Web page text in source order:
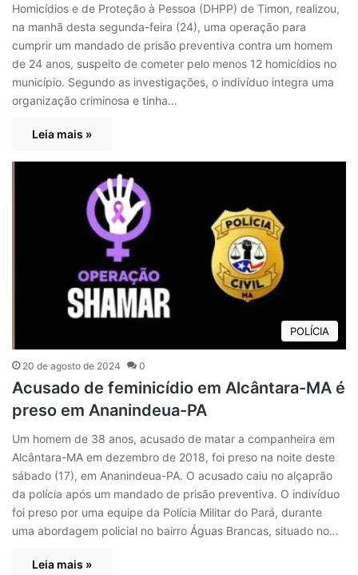
Homicídios e de Proteção à Pessoa (DHPP) de Timon, realizou,
na manhã desta segunda-feira (24), uma operação para
cumprir um mandado de prisão preventiva contra um homem
de 24 anos, suspeito de cometer pelo menos 12 homicídios no
município. Segundo as investigações, o indivíduo integra uma
organização criminosa e tinha…
Leia mais »
POLÍCIA
20 de agosto de 2024 0
Acusado de feminicídio em Alcântara-MA é
preso em Ananindeua-PA
Um homem de 38 anos, acusado de matar a companheira em
Alcântara-MA em dezembro de 2018, foi preso na noite deste
sábado (17), em Ananindeua-PA. O acusado caiu no alçaprão
da polícia após um mandado de prisão preventiva. O indivíduo
foi preso por uma equipe da Polícia Militar do Pará, durante
uma abordagem policial no bairro Águas Brancas, situado no…
Leia mais »